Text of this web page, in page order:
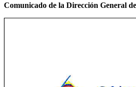
Comunicado de la Dirección General